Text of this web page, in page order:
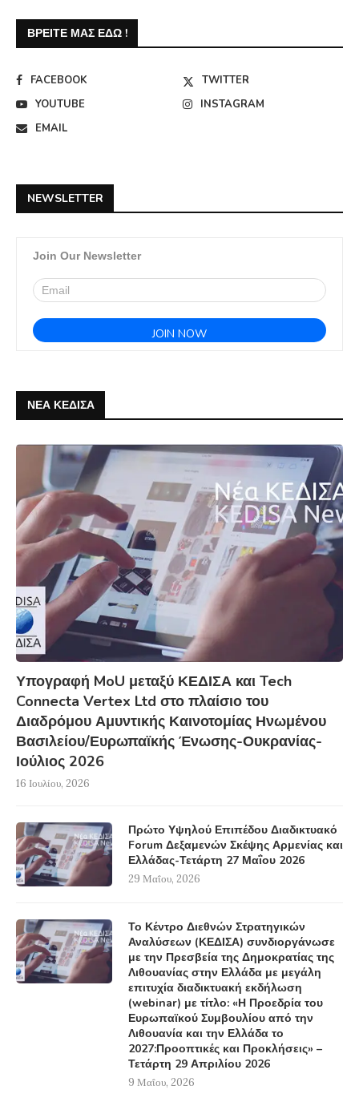
ΒΡΕΊΤΕ ΜΑΣ ΕΔΏ !
FACEBOOK
TWITTER
YOUTUBE
INSTAGRAM
EMAIL
NEWSLETTER
Join Our Newsletter
ΝΕΑ ΚΕΔΙΣΑ
Υπογραφή MoU μεταξύ ΚΕΔΙΣΑ και Tech
Connecta Vertex Ltd στο πλαίσιο του
Διαδρόμου Αμυντικής Καινοτομίας Ηνωμένου
Βασιλείου/Ευρωπαϊκής Ένωσης-Ουκρανίας-
Ιούλιος 2026
16 Ιουλίου, 2026
Πρώτο Υψηλού Επιπέδου Διαδικτυακό
Forum Δεξαμενών Σκέψης Αρμενίας και
Ελλάδας-Τετάρτη 27 Μαΐου 2026
29 Μαΐου, 2026
Το Κέντρο Διεθνών Στρατηγικών
Αναλύσεων (ΚΕΔΙΣΑ) συνδιοργάνωσε
με την Πρεσβεία της Δημοκρατίας της
Λιθουανίας στην Ελλάδα με μεγάλη
επιτυχία διαδικτυακή εκδήλωση
(webinar) με τίτλο: «Η Προεδρία του
Ευρωπαϊκού Συμβουλίου από την
Λιθουανία και την Ελλάδα το
2027:Προοπτικές και Προκλήσεις» –
Τετάρτη 29 Απριλίου 2026
9 Μαΐου, 2026